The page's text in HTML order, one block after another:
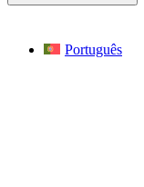
Português